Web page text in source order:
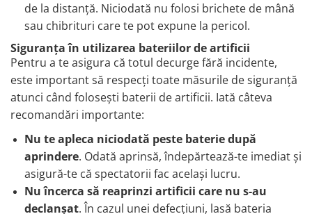
de la distanță. Niciodată nu folosi brichete de mână
sau chibrituri care te pot expune la pericol.
Siguranța în utilizarea bateriilor de artificii
Pentru a te asigura că totul decurge fără incidente,
este important să respecți toate măsurile de siguranță
atunci când folosești baterii de artificii. Iată câteva
recomandări importante:
Nu te apleca niciodată peste baterie după
aprindere. Odată aprinsă, îndepărtează-te imediat și
asigură-te că spectatorii fac același lucru.
Nu încerca să reaprinzi artificii care nu s-au
declanșat. În cazul unei defecțiuni, lasă bateria